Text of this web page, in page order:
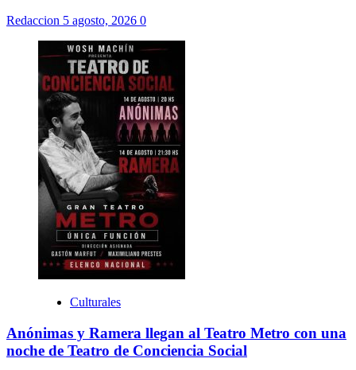
Redaccion 5 agosto, 2026 0
Culturales
Anónimas y Ramera llegan al Teatro Metro con una
noche de Teatro de Conciencia Social